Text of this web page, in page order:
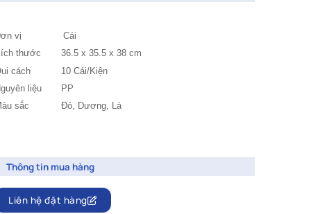
vị Cái
thước
36.5 x 35.5 x 38 cm
cách
10 Cái/Kiện
liệu
PP
sắc
		Đỏ, Dương,
Lá
Thông tin mua hàng
Liên hệ đặt hàng